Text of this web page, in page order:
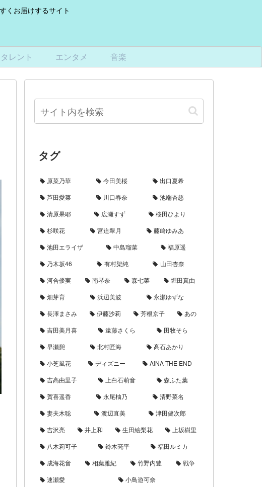
くお届けするサイト
レント エンタメ 音楽
タグ
原菜乃華 今田美桜
出口夏希
芦田愛菜
川口春奈
池端杏慈
清原果耶
広瀬すず
桜田ひより
杉咲花
宮迫翠月
藤﨑ゆみあ
池田エライザ
中島瑠菜
福原遥
乃木坂46
有村架純
山田杏奈
河合優実
南琴奈 森七菜
堀田真由
畑芽育
浜辺美波
永瀬ゆずな
長澤まさみ
伊藤沙莉 芳根京子
あの
吉田美月喜
遠藤さくら
田牧そら
早瀬憩
北村匠海
髙石あかり
小芝風花
ディズニー
AiNA THE END
吉高由里子
上白石萌音
森ふた葉
賀喜遥香
永尾柚乃
清野菜名
妻夫木聡
渡辺直美
津田健次郎
吉沢亮
井上和 生田絵梨花
上坂樹里
八木莉可子
鈴木亮平
福田ルミカ
成海花音
相葉雅紀 竹野内豊
戦争
速瀬愛
小鳥遊可奈